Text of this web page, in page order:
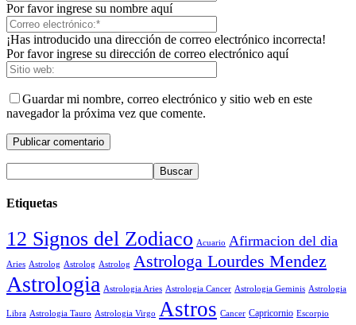
Por favor ingrese su nombre aquí
¡Has introducido una dirección de correo electrónico incorrecta!
Por favor ingrese su dirección de correo electrónico aquí
Guardar mi nombre, correo electrónico y sitio web en este
navegador la próxima vez que comente.
Etiquetas
12 Signos del Zodiaco Acuario Afirmacion del dia
Aries Astrolog Astrolog Astrolog Astrologa Lourdes Mendez
Astrologia Astrologia Aries Astrologia Cancer Astrologia Geminis Astrologia
Libra Astrologia Tauro Astrologia Virgo Astros Cancer Capricornio Escorpio